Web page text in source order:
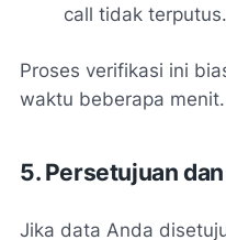
call tidak terputus.
Proses verifikasi ini
waktu beberapa menit.
5. Persetujuan
Jika data Anda